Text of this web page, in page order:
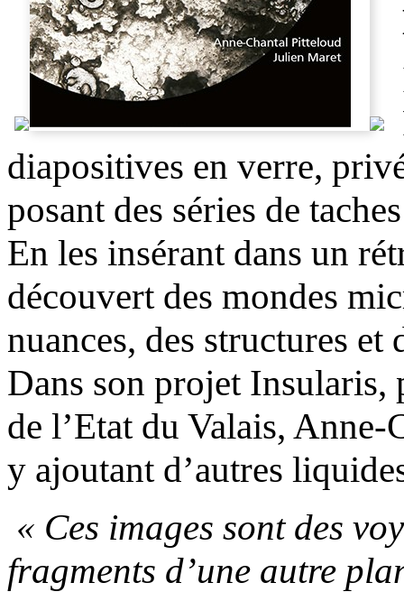
diapositives en verre,
posant des séries de
En les insérant dans un
découvert des mondes
nuances, des structures
Dans son projet Insularis,
de l’Etat du Valais,
y ajoutant d’autres
« Ces images sont des
fragments d’une autre